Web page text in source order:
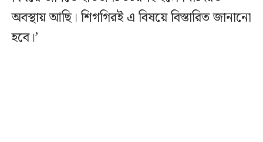
অবস্থায় আছি। শিগগিরই এ বিষয়ে বিস্তারিত জানানো
হবে।’